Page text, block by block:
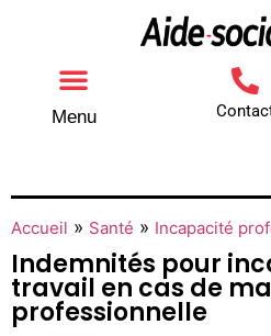
Menu
Accueil » Santé » Incapacité
Indemnités pour
travail en cas de
professionnelle